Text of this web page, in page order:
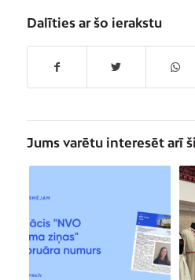
Dalīties ar šo ierakstu
Jums varētu interesēt arī